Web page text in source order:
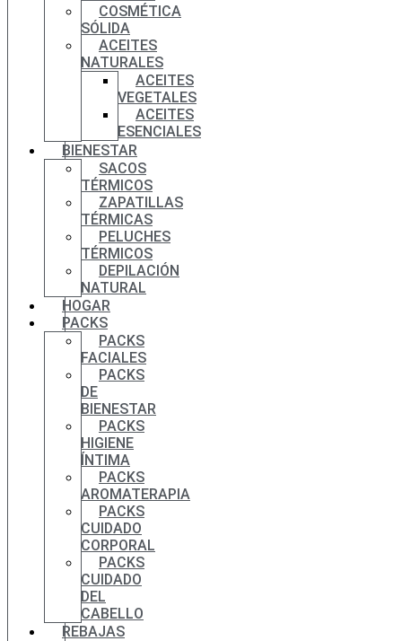
COSMÉTICA
SÓLIDA
ACEITES
NATURALES
ACEITES
VEGETALES
ACEITES
ESENCIALES
BIENESTAR
SACOS
TÉRMICOS
ZAPATILLAS
TÉRMICAS
PELUCHES
TÉRMICOS
DEPILACIÓN
NATURAL
HOGAR
PACKS
PACKS
FACIALES
PACKS
DE
BIENESTAR
PACKS
HIGIENE
ÍNTIMA
PACKS
AROMATERAPIA
PACKS
CUIDADO
CORPORAL
PACKS
CUIDADO
DEL
CABELLO
REBAJAS